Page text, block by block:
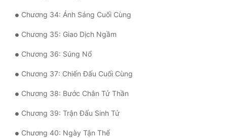
Đông Phương Huyền Huyễn
Đồng Nhân
Chương 34: Ánh Sáng Cuối Cùng
Chương 35: Giao Dịch Ngầm
Chương 36: Súng Nổ
Chương 37: Chiến Đấu Cuối Cùng
Chương 38: Bước Chân Tử Thần
Chương 39: Trận Đấu Sinh Tử
Chương 40: Ngày Tận Thế